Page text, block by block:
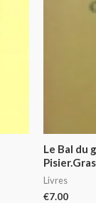
Le Bal du
Livres
€7.00